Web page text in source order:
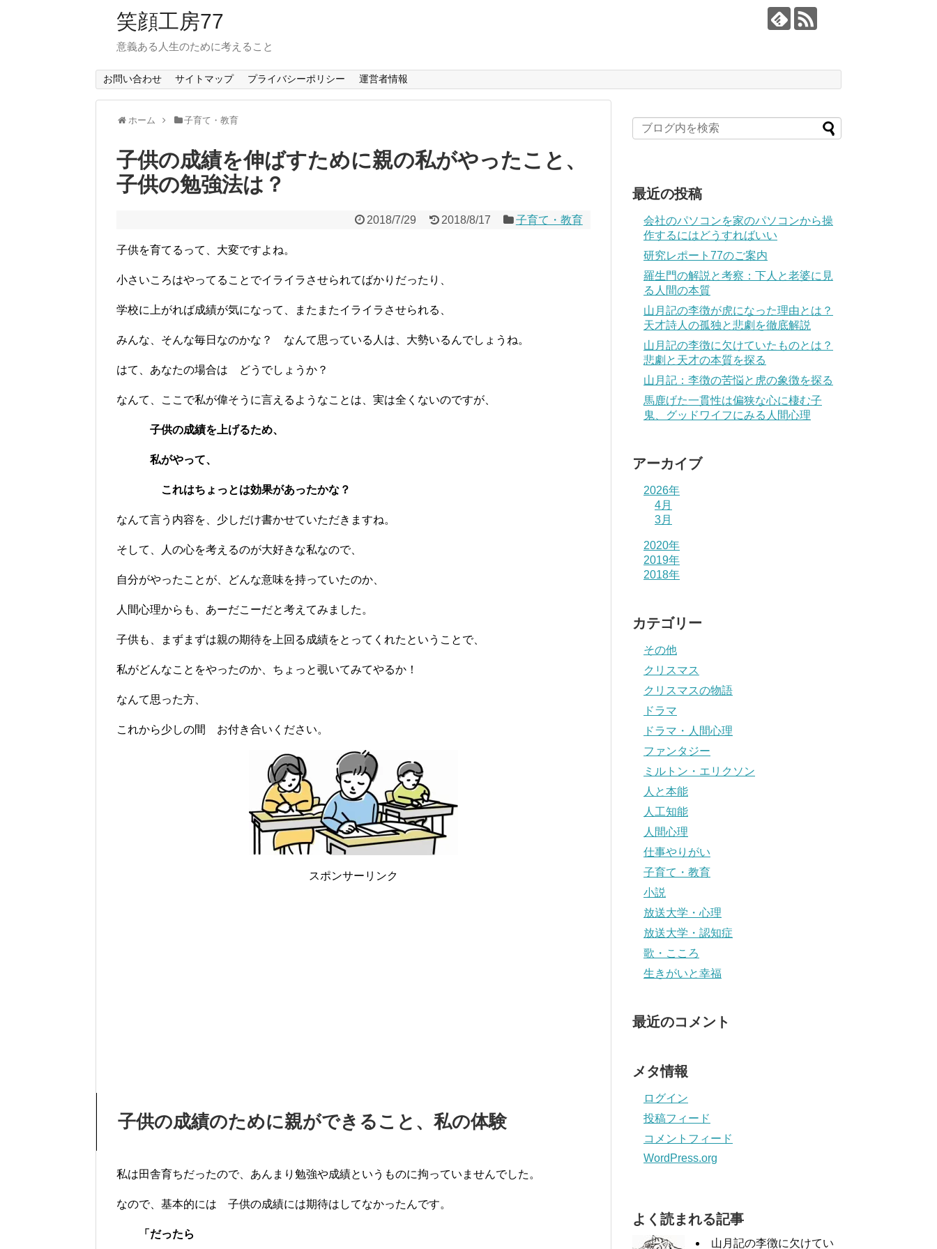
笑顔工房77
意義ある人生のために考えること
お問い合わせ サイトマップ プライバシーポリシー 運営者情報
ホーム 子育て・教育
子供の成績を伸ばすために親の私がやったこと、
子供の勉強法は？
2018/7/29 2018/8/17 子育て・教育
子供を育てるって、大変ですよね。
小さいころはやってることでイライラさせられてばかりだったり、
学校に上がれば成績が気になって、またまたイライラさせられる、
みんな、そんな毎日なのかな？ なんて思っている人は、大勢いるんでしょうね。
はて、あなたの場合は どうでしょうか？
なんて、ここで私が偉そうに言えるようなことは、実は全くないのですが、
子供の成績を上げるため、
私がやって、
これはちょっとは効果があったかな？
なんて言う内容を、少しだけ書かせていただきますね。
そして、人の心を考えるのが大好きな私なので、
自分がやったことが、どんな意味を持っていたのか、
人間心理からも、あーだこーだと考えてみました。
子供も、まずまずは親の期待を上回る成績をとってくれたということで、
私がどんなことをやったのか、ちょっと覗いてみてやるか！
なんて思った方、
これから少しの間 お付き合いください。
スポンサーリンク
子供の成績のために親ができること、私の体験
私は田舎育ちだったので、あんまり勉強や成績というものに拘っていませんでした。
なので、基本的には 子供の成績には期待はしてなかったんです。
「だったら
最近の投稿
会社のパソコンを家のパソコンから操
作するにはどうすればいい
研究レポート77のご案内
羅生門の解説と考察：下人と老婆に見
る人間の本質
山月記の李徴が虎になった理由とは？
天才詩人の孤独と悲劇を徹底解説
山月記の李徴に欠けていたものとは？
悲劇と天才の本質を探る
山月記：李徴の苦悩と虎の象徴を探る
馬鹿げた一貫性は偏狭な心に棲む子
鬼、グッドワイフにみる人間心理
アーカイブ
2026年
4月
3月
2020年
2019年
2018年
カテゴリー
その他
クリスマス
クリスマスの物語
ドラマ
ドラマ・人間心理
ファンタジー
ミルトン・エリクソン
人と本能
人工知能
人間心理
仕事やりがい
子育て・教育
小説
放送大学・心理
放送大学・認知症
歌・こころ
生きがいと幸福
最近のコメント
メタ情報
ログイン
投稿フィード
コメントフィード
WordPress.org
よく読まれる記事
山月記の李徴に欠けてい